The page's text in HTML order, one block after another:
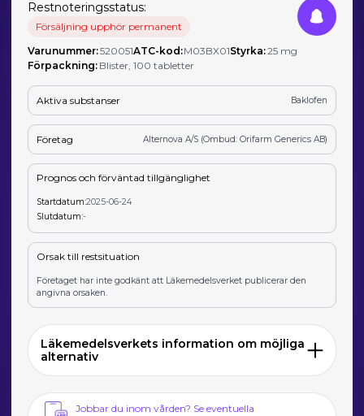
Restnoteringsstatus:
Försäljning upphör permanent
Varunummer:520051ATC-kod:M03BX01Styrka:25 mg
Förpackning: Blister, 100 tabletter
Aktiva substanser Baklofen
Företag Alternova A/S (Ombud: Orifarm Generics AB)
Prognos och förväntad tillgänglighet
Startdatum:2025-06-24
Slutdatum:-
Orsak till restsituation
Företaget har inte godkänt att Läkemedelsverket publicerar den
angivna orsaken.
Läkemedelsverkets information om möjliga
alternativ
Jobbar du inom vården? Se eventuella